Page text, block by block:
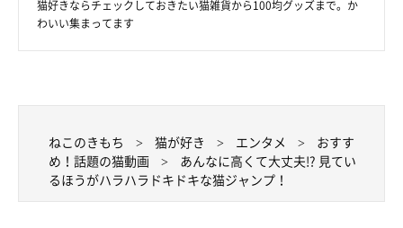
猫好きならチェックしておきたい猫雑貨から100均グッズまで。か
わいい集まってます
ねこのきもち 猫が好き エンタメ
おすす
め！話題の猫動画
あんなに高くて大丈夫!? 見てい
るほうがハラハラドキドキな猫ジャンプ！